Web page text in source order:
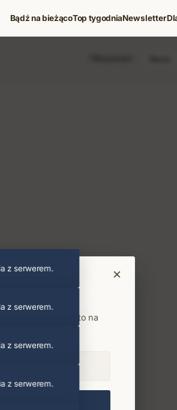
Bądź na bieżącoTop tygodniaNewsletter
×
i premierach prosto na
z serwerem.
z serwerem.
z serwerem.
z serwerem.